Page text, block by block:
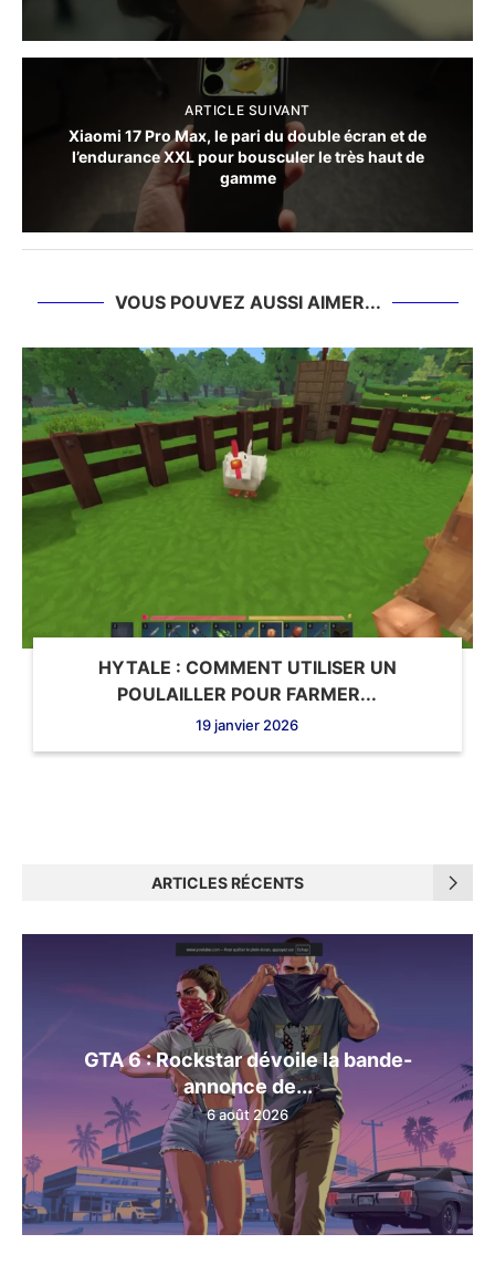
ARTICLE SUIVANT
Xiaomi 17 Pro Max, le pari du double écran et de
l’endurance XXL pour bousculer le très haut de
gamme
VOUS POUVEZ AUSSI AIMER...
HYTALE : COMMENT UTILISER UN
POULAILLER POUR FARMER...
19 janvier 2026
ARTICLES RÉCENTS
GTA 6 : Rockstar dévoile la bande-
annonce de...
6 août 2026